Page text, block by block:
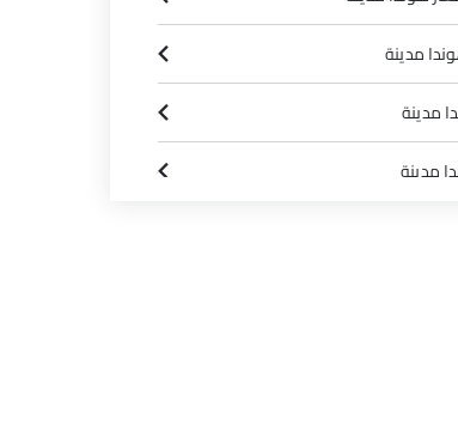
مدينة
مدينة
مدينة